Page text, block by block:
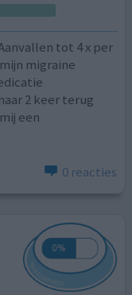
tot 4 x per
migraine
2 keer terug
een
0 reacties